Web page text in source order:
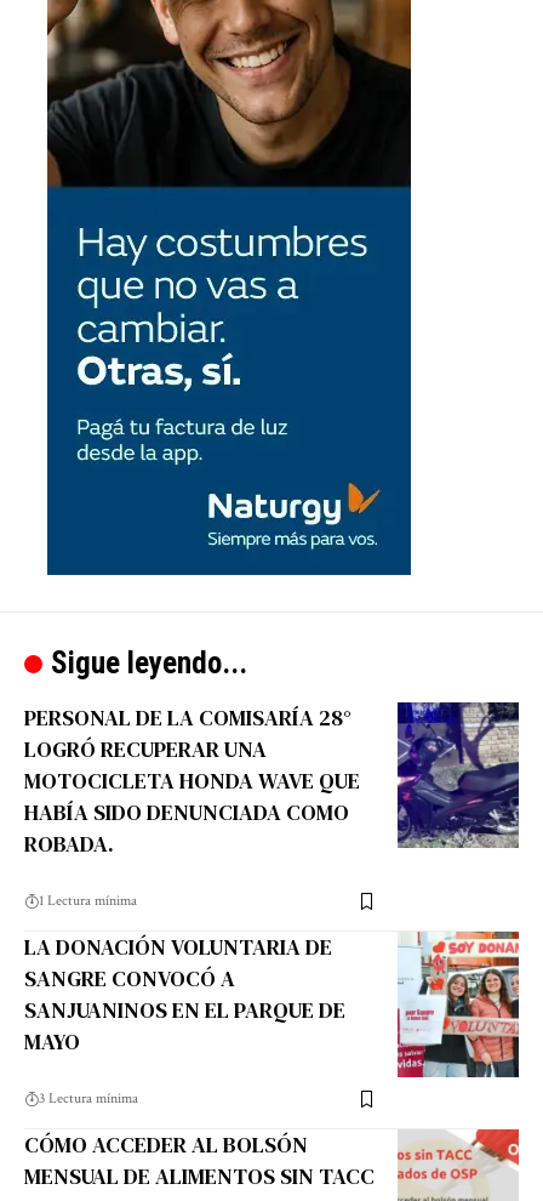
Sigue leyendo...
PERSONAL DE LA COMISARÍA 28°
LOGRÓ RECUPERAR UNA
MOTOCICLETA HONDA WAVE QUE
HABÍA SIDO DENUNCIADA COMO
ROBADA.
1 Lectura mínima
LA DONACIÓN VOLUNTARIA DE
SANGRE CONVOCÓ A
SANJUANINOS EN EL PARQUE DE
MAYO
3 Lectura mínima
CÓMO ACCEDER AL BOLSÓN
MENSUAL DE ALIMENTOS SIN TACC